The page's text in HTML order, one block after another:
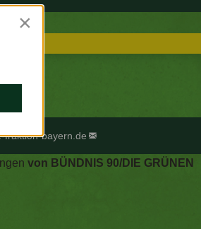
fraktion-bayern.de
von BÜNDNIS 90/DIE GRÜNEN
×